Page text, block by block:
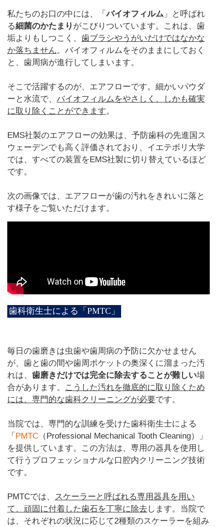
私たちのお口の中には、「バイオフィルム」と呼ばれ
る細菌のかたまり がこびりついています。これは、歯
垢よりもしつこく、 歯ブラシやうがいだけではなかな
か落ちません。バイオフィルムをそのままにしておく
と、歯周病が進行してしまいます。
そこで活躍するのが、エアフローです。細かいパウダ
ーと水流で、 バイオフィルムをやさしく、しかも確実
に取り除くことができます。
EMS社製のエアフローの効果は、予防歯科の先進国ス
ウェーデンでも高く評価されており、イエテボリ大学
では、すべての装置をEMS社製に切り替えているほど
です。
次の画像では、エアフローが歯の汚れをきれいに落と
す様子をご覧いただけます。
歯科衛生士による「PMTC」
毎日の歯磨きは虫歯や歯周病の予防に欠かせません
が、歯と歯の間や歯周ポケットの奥深くに溜まった汚
れは、 歯磨きだけでは完全に除去することが難しい場
合があります。
こうした汚れを徹底的に取り除くため
には、専門的な歯科クリーニングが必要です。
当院では、専門的な訓練を受けた歯科衛生士による
「 PMTC（Professional Mechanical Tooth Cleaning）」
を提供しています。この方法は、専用の器具を使用し
て行うプロフェッショナルな口腔内クリーニング技術
です。
PMTCでは、 スケーラーと呼ばれる専用器具を用い
て、頑固に付着した歯石を丁寧に除去します。当院で
は、それぞれの状況に応じて2種類のスケーラーを組み